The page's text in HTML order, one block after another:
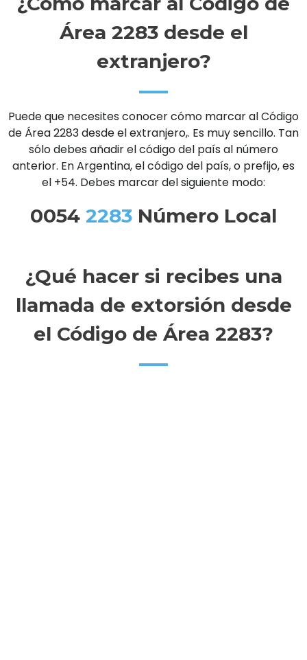
Área 2283 desde el
extranjero?
Puede que necesites conocer cómo marcar al Código
de Área 2283 desde el extranjero,. Es muy sencillo. Tan
sólo debes añadir el código del país al número
anterior. En Argentina, el código del país, o prefijo, es
el +54. Debes marcar del siguiente modo:
0054 2283 Número Local
¿Qué hacer si recibes una
llamada de extorsión desde
el Código de Área 2283?